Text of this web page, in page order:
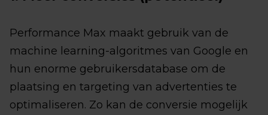
Performance Max maakt gebruik van de
machine learning-algoritmes van Google en
hun enorme gebruikersdatabase om de
plaatsing en targeting van advertenties te
optimaliseren. Zo kan de conversie mogelijk